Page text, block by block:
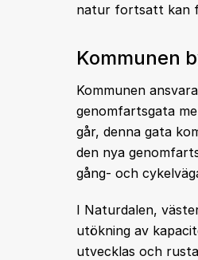
natur fortsatt kan
Kommunen
Kommunen
genomfartsgata
går, denna gata
den nya
gång- och
I Naturdalen,
utökning av
utvecklas och